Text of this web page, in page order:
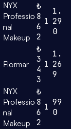
NYX
Professio
nal
Makeup
₺
8
6
2
1
1.
29
0
Flormar
₺
3
4
3
1
1.
26
9
NYX
Professio
nal
Makeup
₺
8
6
2
1 99
0